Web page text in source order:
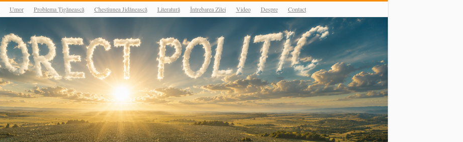
Umor Problema Țigănească Chestiunea Jidănească Literatură Întrebarea Zilei Video Despre Contact